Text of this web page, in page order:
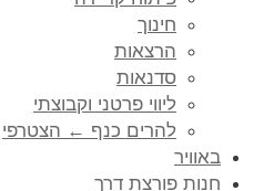
חינוך
הרצאות
סדנאות
ליווי פרטני וקבוצתי
להרים כנף ← הצטרפי
באוויר
חנות פורצת דרך